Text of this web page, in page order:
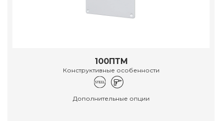
100ПТМ
Конструктивные особенности
Дополнительные опции